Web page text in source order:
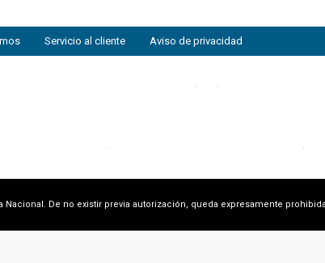
Servicio al cliente Aviso de privacidad
Nacional. De no existir previa autorización, queda expresamente